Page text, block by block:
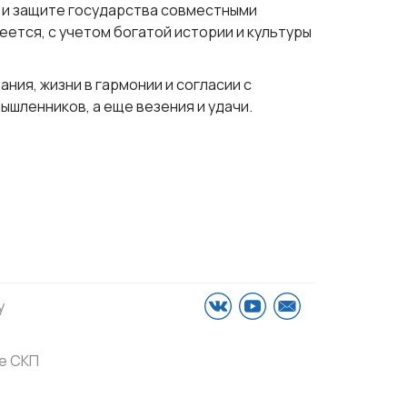
защите государства совместными
с учетом богатой истории и культуры
жизни в гармонии и согласии с
а еще везения и удачи.
СКП